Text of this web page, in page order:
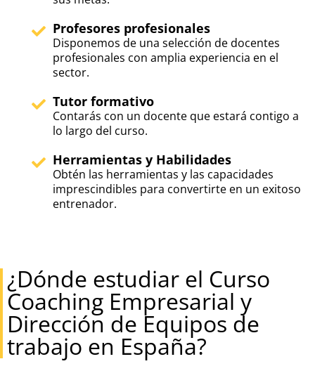
Profesores profesionales
Disponemos de una selección de docentes
profesionales con amplia experiencia en el
sector.
Tutor formativo
Contarás con un docente que estará contigo a
lo largo del curso.
Herramientas y Habilidades
Obtén las herramientas y las capacidades
imprescindibles para convertirte en un exitoso
entrenador.
¿Dónde estudiar el Curso
Coaching Empresarial y
Dirección de Equipos de
trabajo en España?